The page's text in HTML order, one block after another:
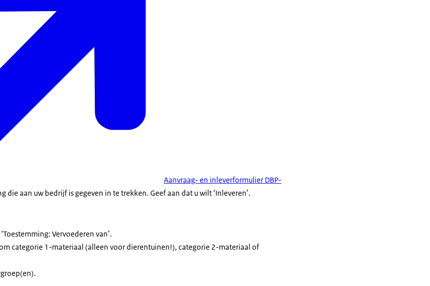
Aanvraag- en inleverformulier DBP-
die aan uw bedrijf is gegeven in te trekken. Geef aan dat u wilt ‘Inleveren’.
Vervoederen van’.
categorie 1-materiaal (alleen voor dierentuinen!), categorie 2-materiaal of